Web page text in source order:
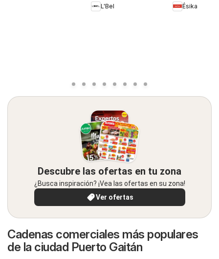
L'Bel
Ésika
Descubre las ofertas en tu zona
¿Busca inspiración? ¡Vea las ofertas en su zona!
Ver ofertas
Cadenas comerciales más populares
de la ciudad Puerto Gaitán